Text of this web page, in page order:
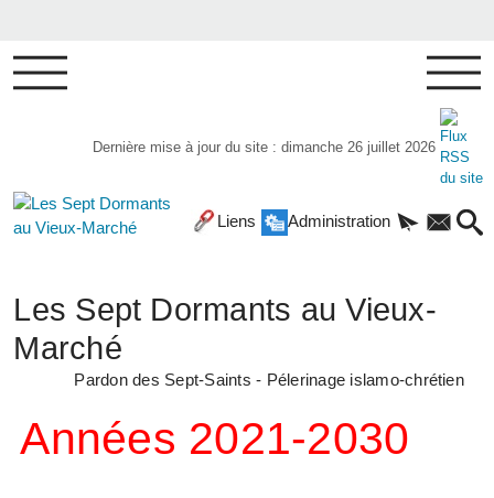
Dernière mise à jour du site : dimanche 26 juillet 2026
Liens Administration
Les Sept Dormants au Vieux-
Marché
Pardon des Sept-Saints - Pélerinage islamo-chrétien
Années 2021-2030